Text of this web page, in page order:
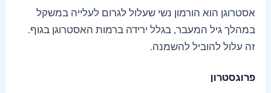
אסטרוגן הוא הורמון נשי שעלול לגרום לעלייה במשקל
במהלך גיל המעבר, בגלל ירידה ברמות האסטרוגן בגוף.
זה עלול להוביל להשמנה.
פרוגסטרון